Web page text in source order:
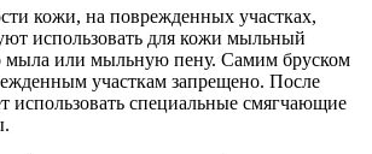
кожи, на поврежденных участках,
использовать для кожи мыльный
мыла или мыльную пену. Самим бруском
участкам запрещено. После
использовать специальные смягчающие